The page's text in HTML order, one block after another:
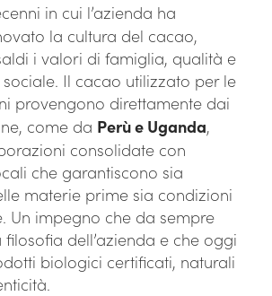
in cui l’azienda ha
la cultura del cacao,
i valori di famiglia, qualità e
Il cacao utilizzato per le
provengono direttamente dai
come da Perù e Uganda,
consolidate con
che garantiscono sia
materie prime sia condizioni
Un impegno che da sempre
dell’azienda e che oggi
biologici certificati, naturali